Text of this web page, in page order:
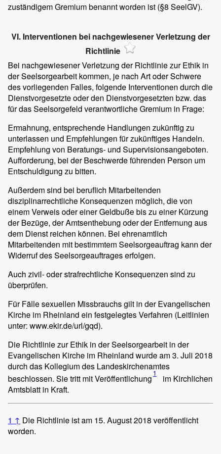
zuständigem Gremium benannt worden ist (§8 SeelGV).
VI. Interventionen bei nachgewiesener Verletzung der
Richtlinie
Bei nachgewiesener Verletzung der Richtlinie zur Ethik in
der Seelsorgearbeit kommen, je nach Art oder Schwere
des vorliegenden Falles, folgende Interventionen durch die
Dienstvorgesetzte oder den Dienstvorgesetzten bzw. das
für das Seelsorgefeld verantwortliche Gremium in Frage:
Ermahnung, entsprechende Handlungen zukünftig zu
unterlassen und Empfehlungen für zukünftiges Handeln.
Empfehlung von Beratungs- und Supervisionsangeboten.
Aufforderung, bei der Beschwerde führenden Person um
Entschuldigung zu bitten.
Außerdem sind bei beruflich Mitarbeitenden
disziplinarrechtliche Konsequenzen möglich, die von
einem Verweis oder einer Geldbuße bis zu einer Kürzung
der Bezüge, der Amtsenthebung oder der Entfernung aus
dem Dienst reichen können. Bei ehrenamtlich
Mitarbeitenden mit bestimmtem Seelsorgeauftrag kann der
Widerruf des Seelsorgeauftrages erfolgen.
Auch zivil- oder strafrechtliche Konsequenzen sind zu
überprüfen.
Für Fälle sexuellen Missbrauchs gilt in der Evangelischen
Kirche im Rheinland ein festgelegtes Verfahren (Leitlinien
unter: www.ekir.de/url/gqd).
Die Richtlinie zur Ethik in der Seelsorgearbeit in der
Evangelischen Kirche im Rheinland wurde am 3. Juli 2018
durch das Kollegium des Landeskirchenamtes
beschlossen. Sie tritt mit Veröffentlichung 1
im Kirchlichen
Amtsblatt in Kraft.
1 ↑ Die Richtlinie ist am 15. August 2018 veröffentlicht
worden.